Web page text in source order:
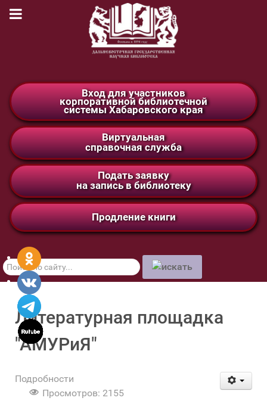
Вход для участников
корпоративной библиотечной
системы Хабаровского края
Виртуальная
справочная служба
Подать заявку
на запись в библиотеку
Продление книги
Поиск
по
сайту
Литературная площадка
"АМУРиЯ"
Подробности
Просмотров: 2155